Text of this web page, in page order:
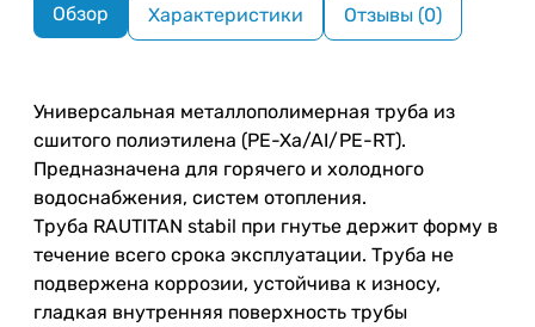
Обзор Характеристики Отзывы (0)
Универсальная металлополимерная труба из
сшитого полиэтилена (PE-Xa/AI/PE-RT).
Предназначена для горячего и холодного
водоснабжения, систем отопления.
Труба RAUTITAN stabil при гнутье держит форму в
течение всего срока эксплуатации. Труба не
подвержена коррозии, устойчива к износу,
гладкая внутренняя поверхность трубы